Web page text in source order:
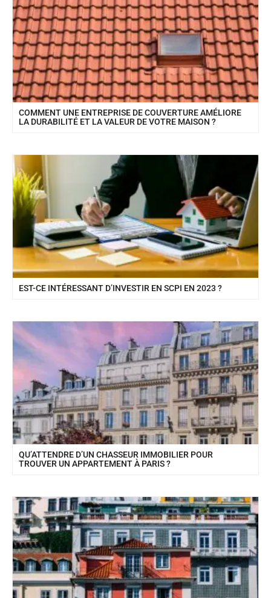
COMMENT UNE ENTREPRISE DE COUVERTURE AMÉLIORE
LA DURABILITÉ ET LA VALEUR DE VOTRE MAISON ?
EST-CE INTÉRESSANT D’INVESTIR EN SCPI EN 2023 ?
QU’ATTENDRE D’UN CHASSEUR IMMOBILIER POUR
TROUVER UN APPARTEMENT À PARIS ?